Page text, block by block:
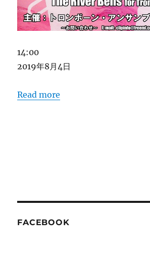
Trombone
Encenble
16th
14:00
2019年8月4日
Read more
FACEBOOK